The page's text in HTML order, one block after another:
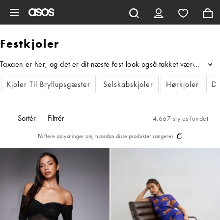
Festkjoler
Taxaen er her, og det er dit næste fest-look også takket være...
Kjoler Til Bryllupsgæster
Selskabskjoler Hørkjoler
Sortér Filtrér 4.667 styles fundet
Få flere oplysninger om, hvordan disse produkter rangeres